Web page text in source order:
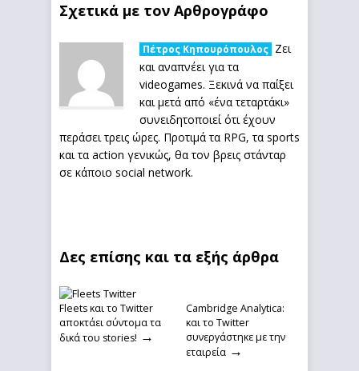
Σχετικά με τον Αρθρογράφο
Πέτρος Κηπουρόπουλος Ζει
και αναπνέει για τα
videogames. Ξεκινά να παίξει
και μετά από «ένα τεταρτάκι»
συνειδητοποιεί ότι έχουν
περάσει τρεις ώρες. Προτιμά τα RPG, τα sports
και τα action γενικώς, θα τον βρεις στάνταρ
σε κάποιο social network.
Δες επίσης και τα εξής άρθρα
Fleets και το Twitter
αποκτάει σύντομα τα
δικά του stories! →
Cambridge Analytica:
και το Twitter
συνεργάστηκε με την
εταιρεία →